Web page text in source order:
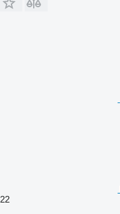
22